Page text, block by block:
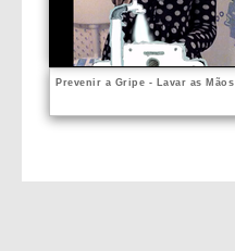
Prevenir a Gripe - Lavar as Mãos